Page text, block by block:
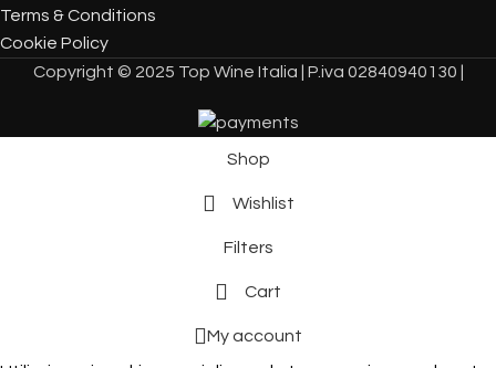
Terms & Conditions
Cookie Policy
Copyright © 2025 Top Wine Italia | P.iva 02840940130 |
Shop
Wishlist
Filters
Cart
My account